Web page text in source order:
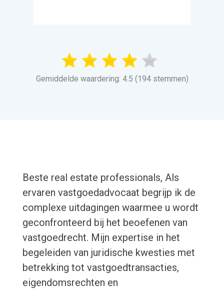
Gemiddelde waardering: 4.5 (194 stemmen)
Beste real estate professionals, Als
ervaren vastgoedadvocaat begrijp ik de
complexe uitdagingen waarmee u wordt
geconfronteerd bij het beoefenen van
vastgoedrecht. Mijn expertise in het
begeleiden van juridische kwesties met
betrekking tot vastgoedtransacties,
eigendomsrechten en